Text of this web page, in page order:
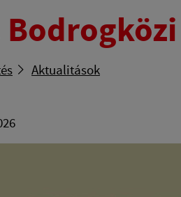
Aktualitások